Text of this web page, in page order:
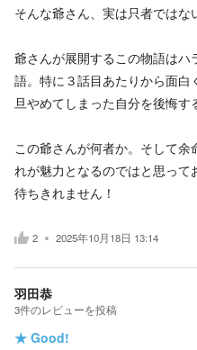
そんな爺さん、実は只者では
爺さんが展開するこの物語は
語。特に３話目あたりから面
旦やめてしまった自分を後悔す
この爺さんが何者か。そして
れが魅力となるのではと思って
待ちきれません！
2 2025年10月18日 13:14
羽田恭
3件のレビューを投稿
★ Good!